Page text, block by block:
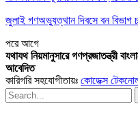
জুলাই গণঅভ্যুত্থান দিবসে বন বিভাগ
পরেআগে
যথাযথ নিয়মানুসারে গণপ্রজাতন্ত্রী
আবেদিত
কারিগরি সহযোগীতায়ঃ কোডেক্স